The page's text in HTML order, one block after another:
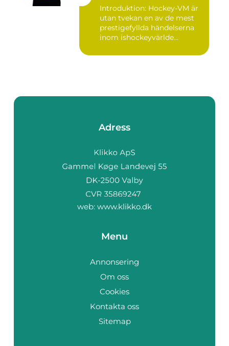
Introduktion: Hockey-VM är
utan tvekan en av de mest
prestigefyllda händelserna
inom ishockeyvärlde...
Adress
web: www.klikko.dk
Menu
Annonsering
Om oss
Cookies
Kontakta oss
Sitemap